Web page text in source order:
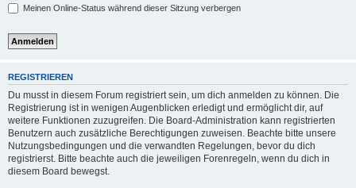
Meinen Online-Status während dieser Sitzung verbergen
REGISTRIEREN
Du musst in diesem Forum registriert sein, um dich anmelden zu können. Die
Registrierung ist in wenigen Augenblicken erledigt und ermöglicht dir, auf
weitere Funktionen zuzugreifen. Die Board-Administration kann registrierten
Benutzern auch zusätzliche Berechtigungen zuweisen. Beachte bitte unsere
Nutzungsbedingungen und die verwandten Regelungen, bevor du dich
registrierst. Bitte beachte auch die jeweiligen Forenregeln, wenn du dich in
diesem Board bewegst.